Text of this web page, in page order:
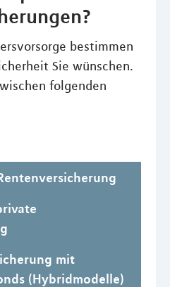
bestimmen
Sie wünschen.
folgenden
mit
(Hybridmodelle)